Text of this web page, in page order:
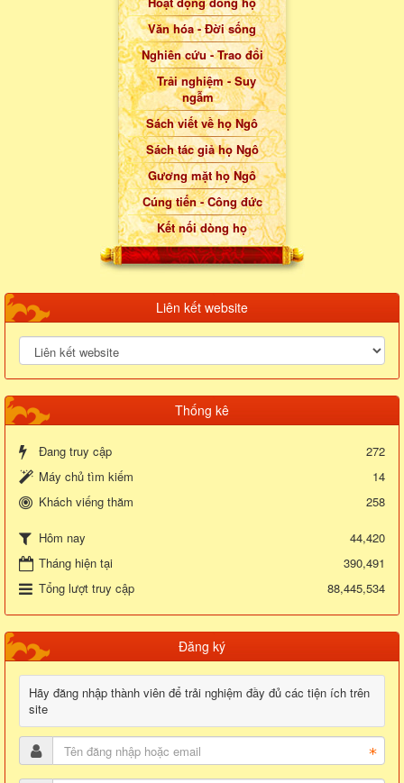
Văn hóa - Đời sống
Nghiên cứu - Trao đổi
Trải nghiệm - Suy
ngẫm
Sách viết về họ Ngô
Sách tác giả họ Ngô
Gương mặt họ Ngô
Cúng tiến - Công đức
Kết nối dòng họ
Liên kết website
Thống kê
Đang truy cập
272
Máy chủ tìm kiếm
14
Khách viếng thăm
258
Hôm nay
44,420
Tháng hiện tại
390,491
Tổng lượt truy cập
88,445,534
Đăng ký
Hãy đăng nhập thành viên để trải nghiệm đầy đủ các tiện ích trên
site